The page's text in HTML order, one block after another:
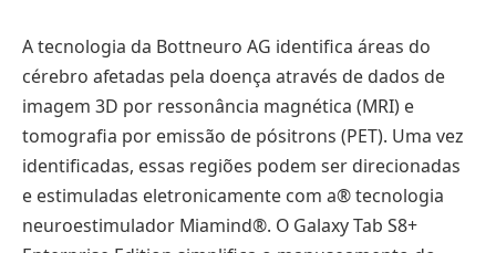
A tecnologia da Bottneuro AG identifica áreas do
cérebro afetadas pela doença através de dados de
imagem 3D por ressonância magnética (MRI) e
tomografia por emissão de pósitrons (PET). Uma vez
identificadas, essas regiões podem ser direcionadas
e estimuladas eletronicamente com a® tecnologia
neuroestimulador Miamind®. O Galaxy Tab S8+